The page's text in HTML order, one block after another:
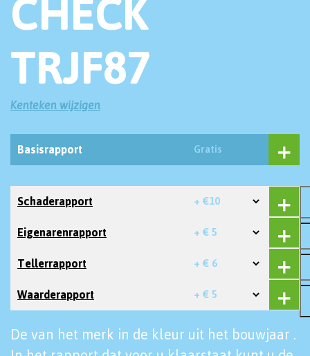
CHECK
TRJF87
Kenteken wijzigen
Basisrapport Gratis
Schaderapport + €10
Eigenarenrapport + € 5
Tellerrapport + € 6
Waarderapport + € 5
De van het merk in de kleur uit het bouwjaar .